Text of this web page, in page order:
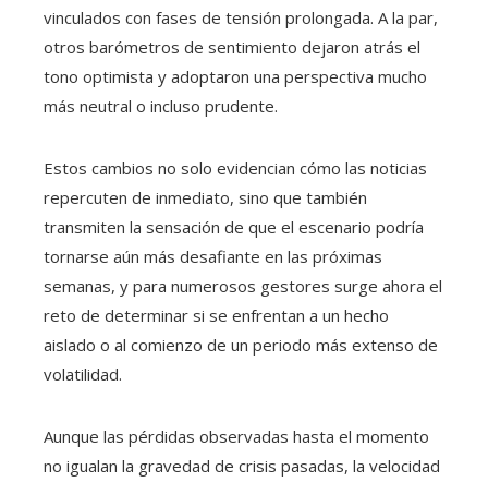
vinculados con fases de tensión prolongada. A la par,
otros barómetros de sentimiento dejaron atrás el
tono optimista y adoptaron una perspectiva mucho
más neutral o incluso prudente.
Estos cambios no solo evidencian cómo las noticias
repercuten de inmediato, sino que también
transmiten la sensación de que el escenario podría
tornarse aún más desafiante en las próximas
semanas, y para numerosos gestores surge ahora el
reto de determinar si se enfrentan a un hecho
aislado o al comienzo de un periodo más extenso de
volatilidad.
Aunque las pérdidas observadas hasta el momento
no igualan la gravedad de crisis pasadas, la velocidad